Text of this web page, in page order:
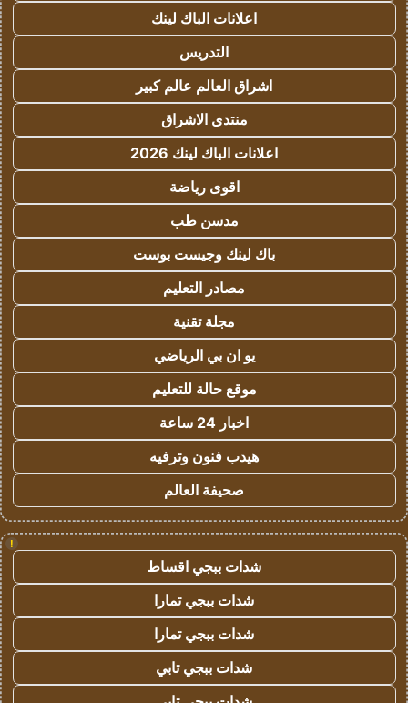
اعلانات الباك لينك
التدريس
اشراق العالم عالم كبير
منتدى الاشراق
اعلانات الباك لينك 2026
اقوى رياضة
مدسن طب
باك لينك وجيست بوست
مصادر التعليم
مجلة تقنية
يو ان بي الرياضي
موقع حالة للتعليم
اخبار 24 ساعة
هيدب فنون وترفيه
صحيفة العالم
!
شدات ببجي اقساط
شدات ببجي تمارا
شدات ببجي تمارا
شدات ببجي تابي